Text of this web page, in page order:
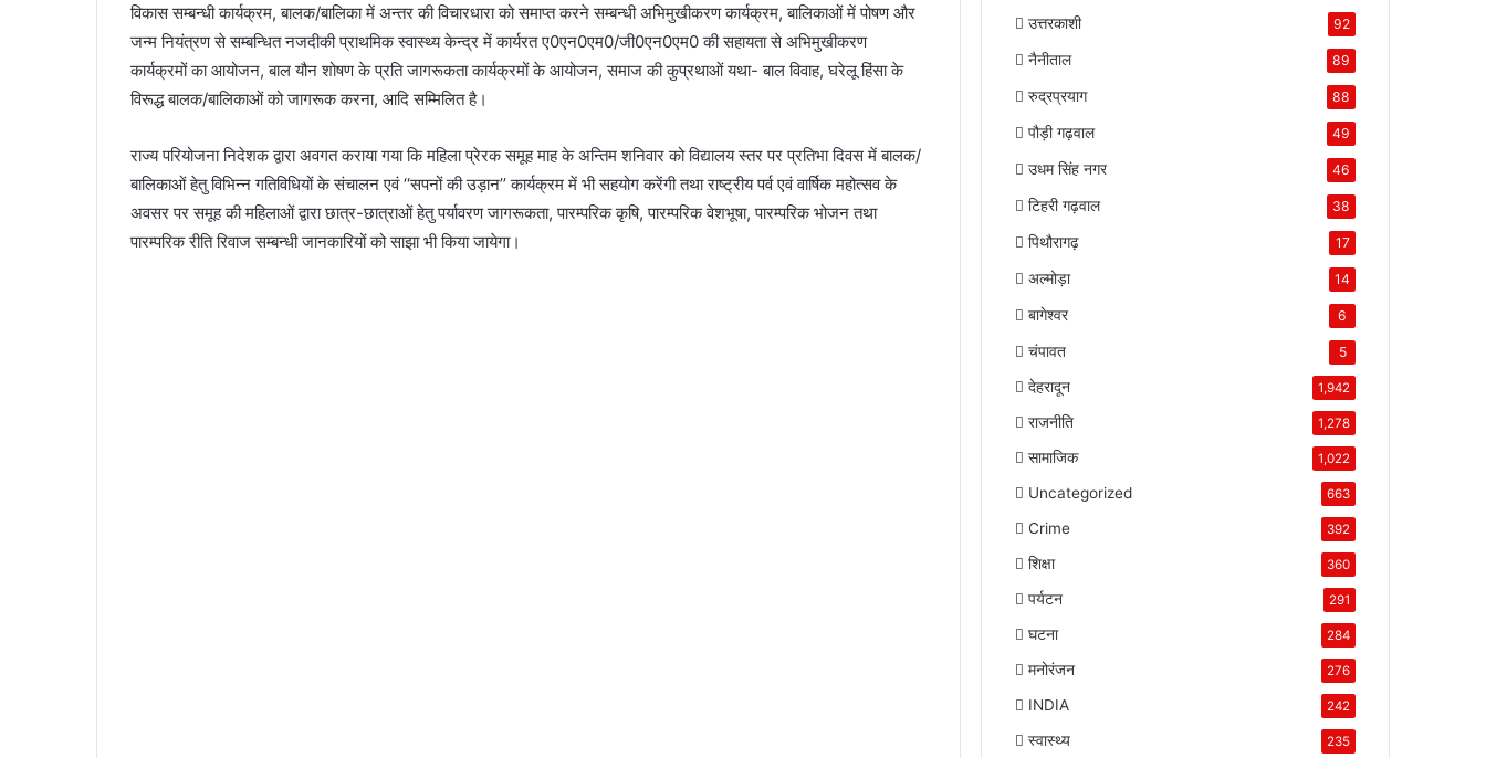
विकास सम्बन्धी कार्यक्रम, बालक/बालिका में अन्तर की विचारधारा को समाप्त करने सम्बन्धी अभिमुखीकरण कार्यक्रम, बालिकाओं में पोषण और
जन्म नियंत्रण से सम्बन्धित नजदीकी प्राथमिक स्वास्थ्य केन्द्र में कार्यरत ए0एन0एम0/जी0एन0एम0 की सहायता से अभिमुखीकरण
कार्यक्रमों का आयोजन, बाल यौन शोषण के प्रति जागरूकता कार्यक्रमों के आयोजन, समाज की कुप्रथाओं यथा- बाल विवाह, घरेलू हिंसा के
विरूद्ध बालक/बालिकाओं को जागरूक करना, आदि सम्मिलित है।
राज्य परियोजना निदेशक द्वारा अवगत कराया गया कि महिला प्रेरक समूह माह के अन्तिम शनिवार को विद्यालय स्तर पर प्रतिभा दिवस में बालक/
बालिकाओं हेतु विभिन्न गतिविधियों के संचालन एवं ‘‘सपनों की उड़ान’’ कार्यक्रम में भी सहयोग करेंगी तथा राष्ट्रीय पर्व एवं वार्षिक महोत्सव के
अवसर पर समूह की महिलाओं द्वारा छात्र-छात्राओं हेतु पर्यावरण जागरूकता, पारम्परिक कृषि, पारम्परिक वेशभूषा, पारम्परिक भोजन तथा
पारम्परिक रीति रिवाज सम्बन्धी जानकारियों को साझा भी किया जायेगा।
उत्तरकाशी 92
नैनीताल 89
रुद्रप्रयाग 88
पौड़ी गढ़वाल 49
उधम सिंह नगर 46
टिहरी गढ़वाल 38
पिथौरागढ़ 17
अल्मोड़ा 14
बागेश्वर 6
चंपावत 5
देहरादून 1,942
राजनीति 1,278
सामाजिक 1,022
Uncategorized 663
Crime 392
शिक्षा 360
पर्यटन 291
घटना 284
मनोरंजन 276
INDIA 242
स्वास्थ्य 235